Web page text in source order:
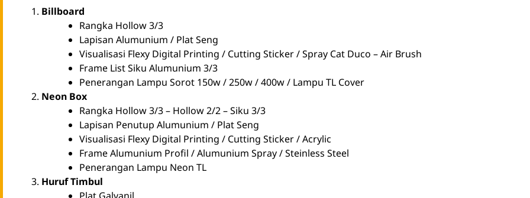
Billboard
Rangka Hollow 3/3
Lapisan Alumunium / Plat Seng
Visualisasi Flexy Digital Printing / Cutting Sticker / Spray Cat Duco – Air Brush
Frame List Siku Alumunium 3/3
Penerangan Lampu Sorot 150w / 250w / 400w / Lampu TL Cover
Neon Box
Rangka Hollow 3/3 – Hollow 2/2 – Siku 3/3
Lapisan Penutup Alumunium / Plat Seng
Visualisasi Flexy Digital Printing / Cutting Sticker / Acrylic
Frame Alumunium Profil / Alumunium Spray / Steinless Steel
Penerangan Lampu Neon TL
Huruf Timbul